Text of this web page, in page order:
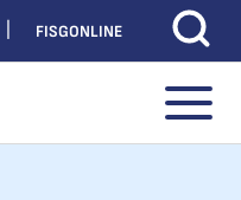
FISGONLINE